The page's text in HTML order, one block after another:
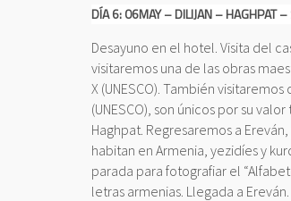
DÍA 6: 06MAY – DILIJAN – HAGHPAT
Desayuno en el hotel. Visita del
visitaremos una de las obras
X (UNESCO). También
(UNESCO), son únicos por su
Haghpat. Regresaremos a
habitan en Armenia, yezidíes y
parada para fotografiar el
letras armenias. Llegada a